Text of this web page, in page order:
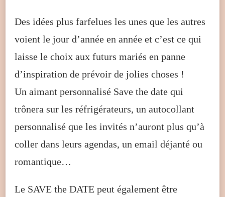
Des idées plus farfelues les unes que les autres
voient le jour d’année en année et c’est ce qui
laisse le choix aux futurs mariés en panne
d’inspiration de prévoir de jolies choses !
Un aimant personnalisé Save the date qui
trônera sur les réfrigérateurs, un autocollant
personnalisé que les invités n’auront plus qu’à
coller dans leurs agendas, un email déjanté ou
romantique…
Le SAVE the DATE peut également être